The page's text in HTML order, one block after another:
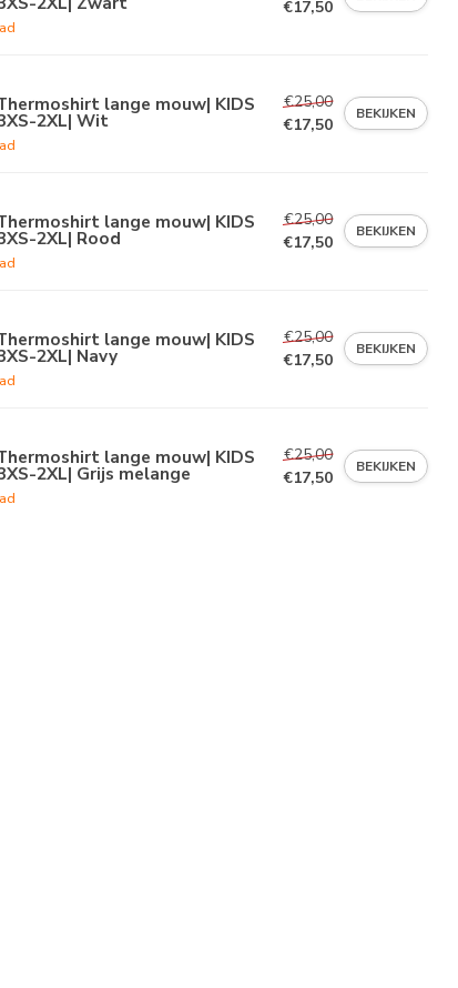
€17,50
lange mouw| KIDS
2XL| Wit
€25,00
€17,50
BEKIJKEN
lange mouw| KIDS
2XL| Rood
€25,00
€17,50
BEKIJKEN
lange mouw| KIDS
2XL| Navy
€25,00
€17,50
BEKIJKEN
lange mouw| KIDS
2XL| Grijs melange
€25,00
€17,50
BEKIJKEN